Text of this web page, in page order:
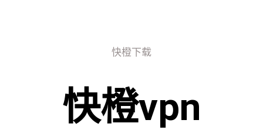
快橙下载
快橙vpn